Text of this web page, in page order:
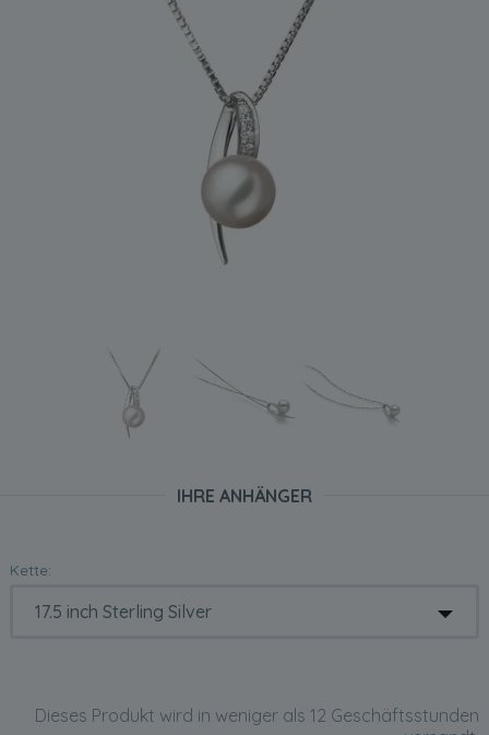
IHRE ANHÄNGER
Kette:
Dieses Produkt wird in weniger als 12 Geschäftsstunden